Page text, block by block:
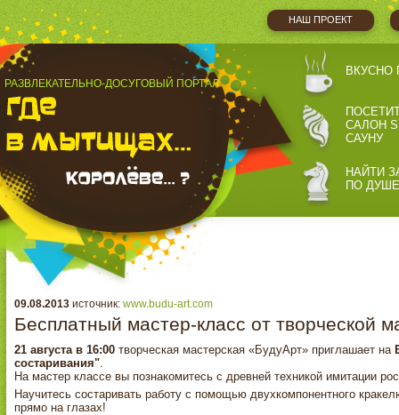
НАШ ПРОЕКТ
РАЗВЛЕКАТЕЛЬНО-ДОСУГОВЫЙ ПОРТАЛ
ВКУСНО
САЛОН
САУНУ
НАЙТИ
ПО ДУШЕ
09.08.2013источник: www.budu-art.com
Бесплатный мастер-класс от творческой
21 августа в 16:00 творческая мастерская «БудуАрт» приглашает на
состаривания".
На мастер классе вы познакомитесь с древней техникой имитации
Научитесь состаривать работу с помощью двухкомпонентного
прямо на глазах!